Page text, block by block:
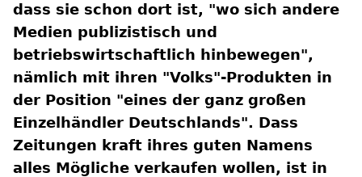
dass sie schon dort ist, "wo sich andere
Medien publizistisch und
betriebswirtschaftlich hinbewegen",
nämlich mit ihren "Volks"-Produkten in
der Position "eines der ganz großen
Einzelhändler Deutschlands". Dass
Zeitungen kraft ihres guten Namens
alles Mögliche verkaufen wollen, ist in